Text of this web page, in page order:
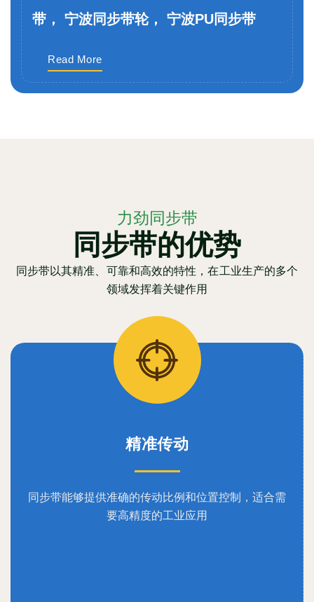
带， 宁波同步带轮， 宁波PU同步带
Read More
力劲同步带
同步带的优势
同步带以其精准、可靠和高效的特性，在工业生产的多个
领域发挥着关键作用
精准传动
同步带能够提供准确的传动比例和位置控制，适合需
要高精度的工业应用